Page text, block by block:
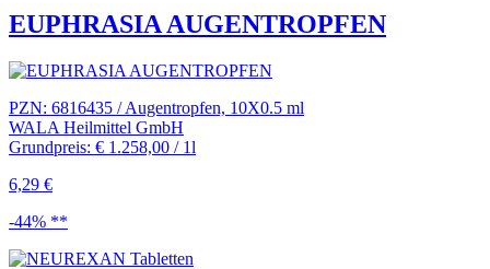
EUPHRASIA AUGENTROPFEN
PZN: 6816435 / Augentropfen, 10X0.5 ml
WALA Heilmittel GmbH
Grundpreis: € 1.258,00 / 1l
6,29 €
-44% **